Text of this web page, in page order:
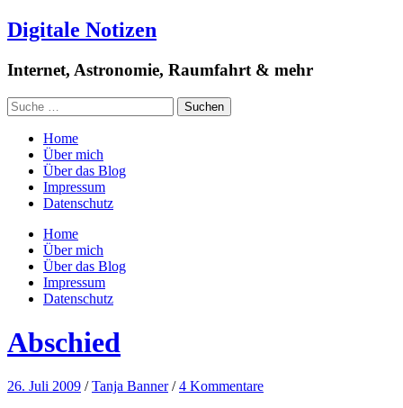
Digitale Notizen
Internet, Astronomie, Raumfahrt & mehr
Home
Über mich
Über das Blog
Impressum
Datenschutz
Home
Über mich
Über das Blog
Impressum
Datenschutz
Abschied
26. Juli 2009 /Tanja Banner /4 Kommentare